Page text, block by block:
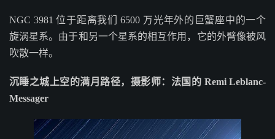
NGC 3981 位于距离我们 6500 万光年外的巨蟹座中的一个
旋涡星系。由于和另一个星系的相互作用，它的外臂像被风
吹散一样。
沉睡之城上空的满月路径，摄影师：法国的 Remi Leblanc-
Messager